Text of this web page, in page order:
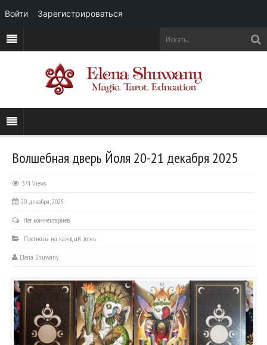
Волшебная дверь Йоля 20-21 декабря 2025
374 Views
20 декабря, 2025
Нет комментариев
Прогнозы на каждый день
Elena Shuwany
Войти Зарегистрироваться